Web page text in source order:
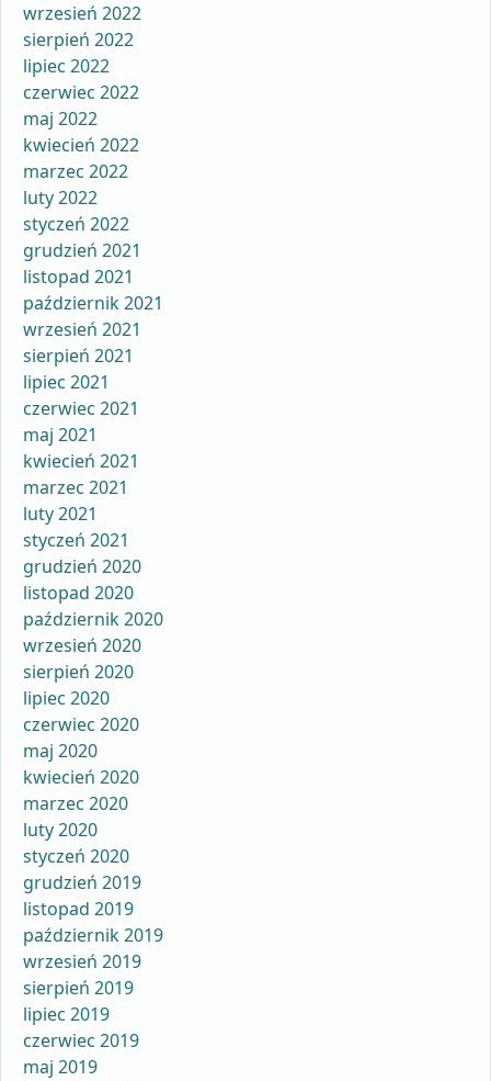
wrzesień 2022
sierpień 2022
lipiec 2022
czerwiec 2022
maj 2022
kwiecień 2022
marzec 2022
luty 2022
styczeń 2022
grudzień 2021
listopad 2021
październik 2021
wrzesień 2021
sierpień 2021
lipiec 2021
czerwiec 2021
maj 2021
kwiecień 2021
marzec 2021
luty 2021
styczeń 2021
grudzień 2020
listopad 2020
październik 2020
wrzesień 2020
sierpień 2020
lipiec 2020
czerwiec 2020
maj 2020
kwiecień 2020
marzec 2020
luty 2020
styczeń 2020
grudzień 2019
listopad 2019
październik 2019
wrzesień 2019
sierpień 2019
lipiec 2019
czerwiec 2019
maj 2019